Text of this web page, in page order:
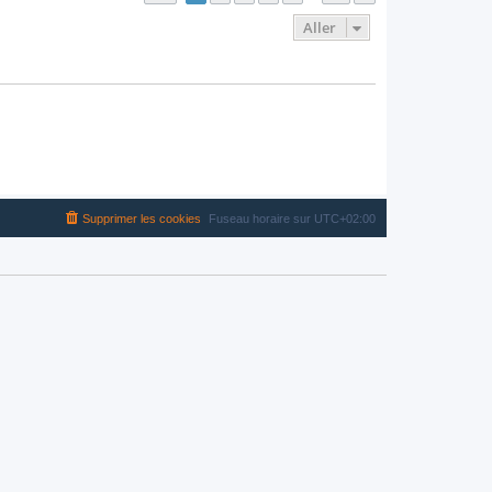
Aller
Fuseau horaire sur UTC+02:00
Supprimer les cookies